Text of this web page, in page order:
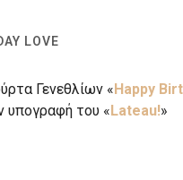
LOVE
Γενεθλίων «Happy
υπογραφή του «Lateau!»